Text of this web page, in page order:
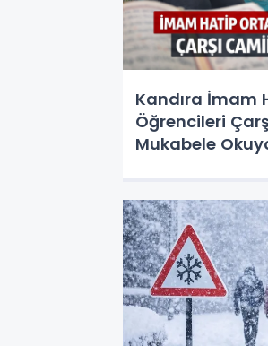
Kandıra İmam
Öğrencileri
Mukabele